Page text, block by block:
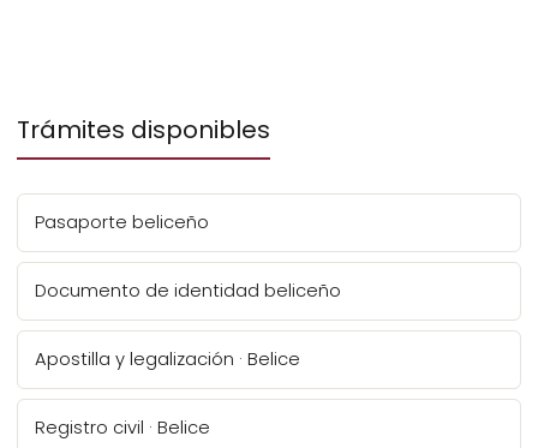
Trámites disponibles
Pasaporte beliceño
Documento de identidad beliceño
Apostilla y legalización · Belice
Registro civil · Belice